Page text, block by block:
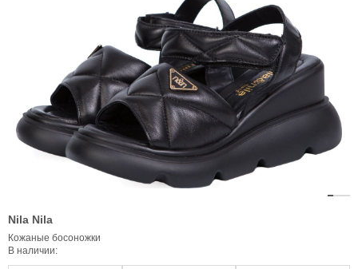
Nila Nila
Кожаные босоножки
В наличии: